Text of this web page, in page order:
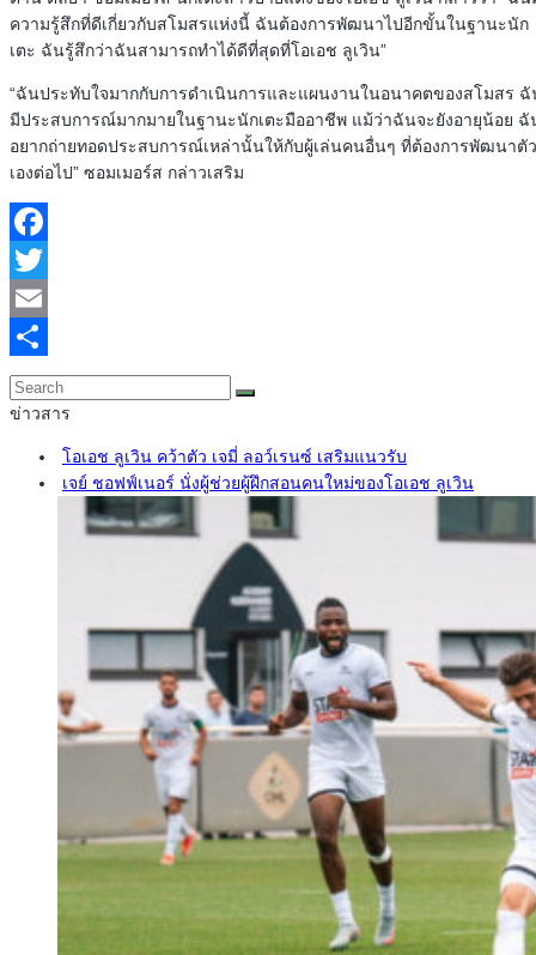
ความรู้สึกที่ดีเกี่ยวกับสโมสรแห่งนี้ ฉันต้องการพัฒนาไปอีกขั้นในฐานะนัก
เตะ ฉันรู้สึกว่าฉันสามารถทำได้ดีที่สุดที่โอเอช ลูเวิน”
“ฉันประทับใจมากกับการดำเนินการและแผนงานในอนาคตของสโมสร ฉั
มีประสบการณ์มากมายในฐานะนักเตะมืออาชีพ แม้ว่าฉันจะยังอายุน้อย ฉั
อยากถ่ายทอดประสบการณ์เหล่านั้นให้กับผู้เล่นคนอื่นๆ ที่ต้องการพัฒนาตัว
เองต่อไป” ซอมเมอร์ส กล่าวเสริม
Facebook
Twitter
Email
Share
ข่าวสาร
โอเอช ลูเวิน คว้าตัว เจมี่ ลอว์เรนซ์ เสริมแนวรับ
เจย์ ชอฟฟ์เนอร์ นั่งผู้ช่วยผู้ฝึกสอนคนใหม่ของโอเอช ลูเวิน